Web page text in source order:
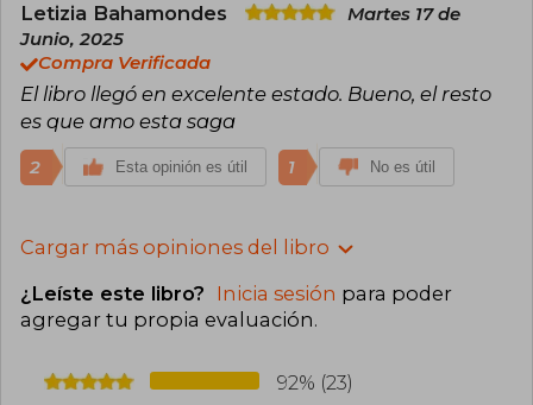
Letizia Bahamondes
Martes 17 de
Junio, 2025
Compra Verificada
El libro llegó en excelente estado. Bueno, el resto
es que amo esta saga
2 Esta opinión es útil 1 No es útil
Cargar más opiniones del libro
¿Leíste este libro? Inicia sesión para poder
agregar tu propia evaluación.
92% (23)